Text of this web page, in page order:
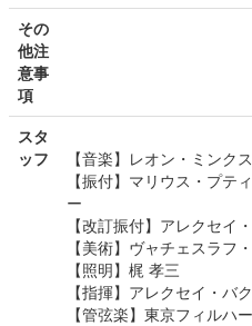
その
他注
意事
項
スタ
ッフ
【音楽】レオン・ミンクス
【振付】マリウス・プテ
ー
【改訂振付】アレクセイ
【美術】ヴャチェスラフ
【照明】梶 孝三
【指揮】アレクセイ・バ
【管弦楽】東京フィルハ